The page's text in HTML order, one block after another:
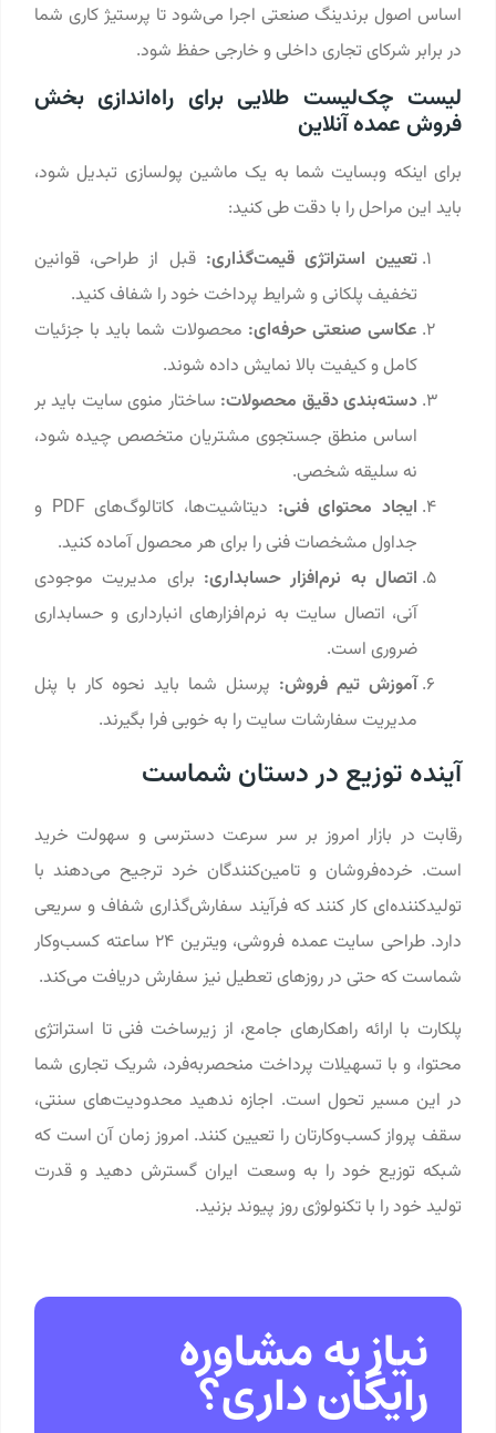
اساس اصول برندینگ صنعتی اجرا می‌شود تا پرستیژ کاری شما
در برابر شرکای تجاری داخلی و خارجی حفظ شود.
لیست چک‌لیست طلایی برای راه‌اندازی بخش
فروش عمده آنلاین
برای اینکه وبسایت شما به یک ماشین پولسازی تبدیل شود،
باید این مراحل را با دقت طی کنید:
تعیین استراتژی قیمت‌گذاری:قبل از طراحی، قوانین
تخفیف پلکانی و شرایط پرداخت خود را شفاف کنید.
عکاسی صنعتی حرفه‌ای:محصولات شما باید با جزئیات
کامل و کیفیت بالا نمایش داده شوند.
دسته‌بندی دقیق محصولات:ساختار منوی سایت باید بر
اساس منطق جستجوی مشتریان متخصص چیده شود،
نه سلیقه شخصی.
ایجاد محتوای فنی:
دیتاشیت‌ها، کاتالوگ‌های PDF و
جداول مشخصات فنی را برای هر محصول آماده کنید.
اتصال به نرم‌افزار حسابداری:برای مدیریت موجودی
آنی، اتصال سایت به نرم‌افزارهای انبارداری و حسابداری
ضروری است.
آموزش تیم فروش:پرسنل شما باید نحوه کار با پنل
مدیریت سفارشات سایت را به خوبی فرا بگیرند.
آینده توزیع در دستان شماست
رقابت در بازار امروز بر سر سرعت دسترسی و سهولت خرید
است. خرده‌فروشان و تامین‌کنندگان خرد ترجیح می‌دهند با
تولیدکننده‌ای کار کنند که فرآیند سفارش‌گذاری شفاف و سریعی
دارد. طراحی سایت عمده فروشی، ویترین 24 ساعته کسب‌وکار
شماست که حتی در روزهای تعطیل نیز سفارش دریافت می‌کند.
پلکارت با ارائه راهکارهای جامع، از زیرساخت فنی تا استراتژی
محتوا، و با تسهیلات پرداخت منحصر‌به‌فرد، شریک تجاری شما
در این مسیر تحول است. اجازه ندهید محدودیت‌های سنتی،
سقف پرواز کسب‌وکارتان را تعیین کنند. امروز زمان آن است که
شبکه توزیع خود را به وسعت ایران گسترش دهید و قدرت
تولید خود را با تکنولوژی روز پیوند بزنید.
نیاز به مشاوره
رایگان داری؟